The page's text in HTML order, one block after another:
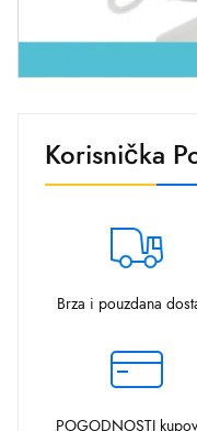
Korisnička
Brza i pouzdana
POGODNOSTI